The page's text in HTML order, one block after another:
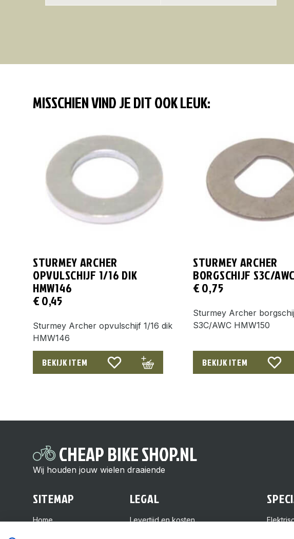
MISSCHIEN VIND JE DIT OOK LEUK:
STURMEY ARCHER
OPVULSCHIJF 1/16 DIK
HMW146
€0,45
Sturmey Archer opvulschijf 1/16 dik
HMW146
BEKIJK ITEM
STURMEY ARCHER
BORGSCHIJF S3C/
€0,75
Sturmey Archer
S3C/AWC HMW150
BEKIJK ITEM
CHEAP BIKE SHOP.NL
Wij houden jouw wielen draaiende
SITEMAP
Home
LEGAL
Levertijd en kosten